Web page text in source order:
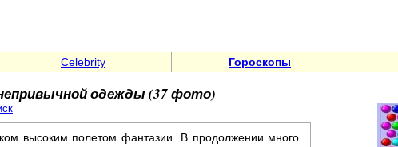
Celebrity Гороскопы
одежды (37 фото)
высоким полетом фантазии. В продолжении много